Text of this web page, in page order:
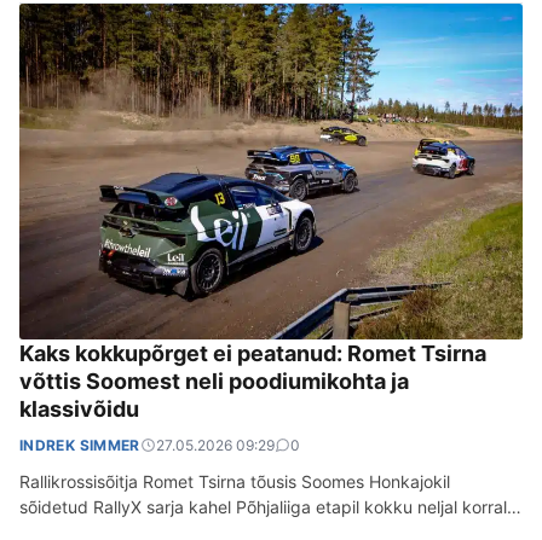
Kaks kokkupõrget ei peatanud: Romet Tsirna
võttis Soomest neli poodiumikohta ja
klassivõidu
INDREK SIMMER 27.05.2026 09:29 0
Rallikrossisõitja Romet Tsirna tõusis Soomes Honkajokil
sõidetud RallyX sarja kahel Põhjaliiga etapil kokku neljal korral